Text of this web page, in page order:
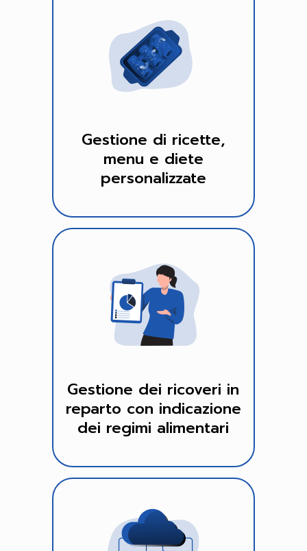
Gestione di ricette,
menu e diete
personalizzate
Gestione dei ricoveri in
reparto con indicazione
dei regimi alimentari